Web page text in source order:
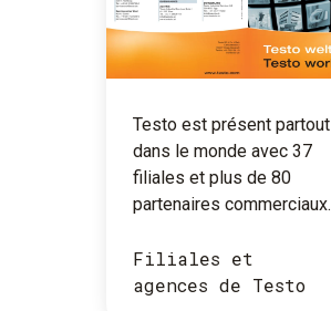
Testo est présent partout
dans le monde avec 37
filiales et plus de 80
partenaires commerciaux.
Filiales et
agences de Testo